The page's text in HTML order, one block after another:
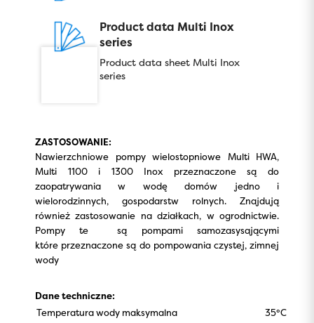
Product data Multi Inox
series
Product data sheet Multi Inox
series
ZASTOSOWANIE:
Nawierzchniowe pompy wielostopniowe Multi HWA,
Multi 1100 i 1300 Inox przeznaczone są do
zaopatrywania w wodę domów jedno i
wielorodzinnych, gospodarstw rolnych. Znajdują
również zastosowanie na działkach, w ogrodnictwie.
Pompy te są pompami samozasysającymi
które przeznaczone są do pompowania czystej, zimnej
wody
Dane techniczne:
Temperatura wody maksymalna
35°C